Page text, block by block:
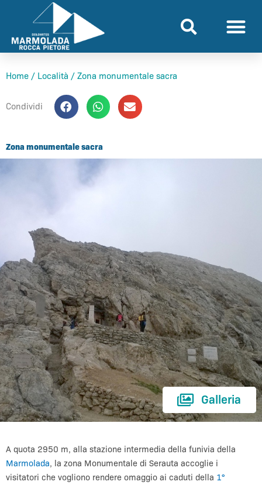
contenuto
Home / Località / Zona monumentale sacra
Condividi
Zona monumentale sacra
Galleria
A quota 2950 m, alla stazione intermedia della funivia della
Marmolada, la zona Monumentale di Serauta accoglie i
visitatori che vogliono rendere omaggio ai caduti della 1°